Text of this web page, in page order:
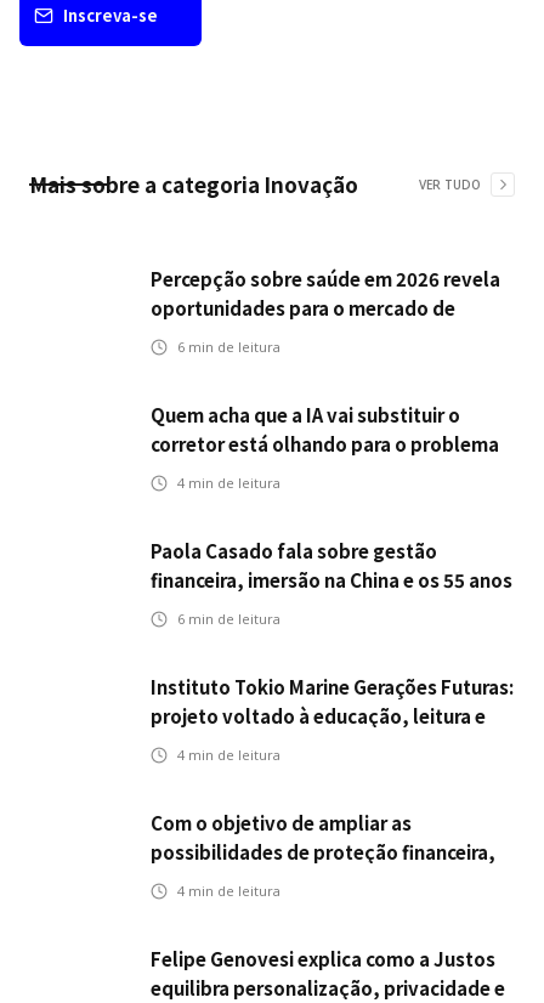
Inscreva-se
Mais sobre a categoria Inovação VER TUDO
Percepção sobre saúde em 2026 revela
oportunidades para o mercado de
seguros ampliar cobertura e prevenção
6 min de leitura
Quem acha que a IA vai substituir o
corretor está olhando para o problema
errado
4 min de leitura
Paola Casado fala sobre gestão
financeira, imersão na China e os 55 anos
da ENS
6 min de leitura
Instituto Tokio Marine Gerações Futuras:
projeto voltado à educação, leitura e
empregabilidade
4 min de leitura
Com o objetivo de ampliar as
possibilidades de proteção financeira,
Icatu Seguros eleva capital segurado
4 min de leitura
Felipe Genovesi explica como a Justos
equilibra personalização, privacidade e